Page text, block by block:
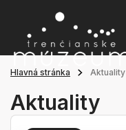
Hlavná stránka Aktuality
Aktuality